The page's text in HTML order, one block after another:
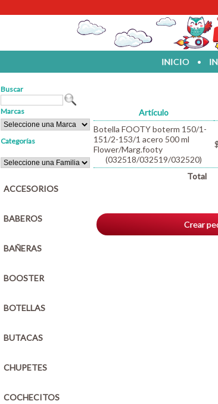
INICIO •
Buscar
Marcas
Categorías
ACCESORIOS
BABEROS
BAÑERAS
BOOSTER
BOTELLAS
BUTACAS
CHUPETES
COCHECITOS
Artículo
Botella FOOTY boterm 150/1-
151/2-153/1 acero 500 ml
Flower/Marg.footy
(032518/032519/032520)
Total
Crear